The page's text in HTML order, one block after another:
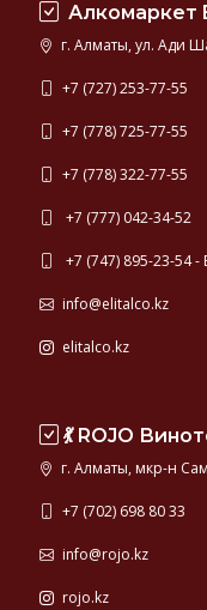
Алкомаркет
г. Алматы, ул. Ади
+7 (727) 253-77-55
+7 (778) 725-77-55
+7 (778) 322-77-55
+7 (777) 042-34-52
+7 (747) 895-23-54 -
info@elitalco.kz
elitalco.kz
💃 ROJO
г. Алматы, мкр-н
+7 (702) 698 80 33
info@rojo.kz
rojo.kz